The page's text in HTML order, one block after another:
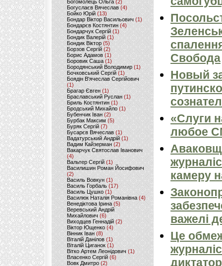
Богомолець Ольга (2)
Богуслаєв Вячеслав (4)
Бойко Юрій (13)
Бондар Віктор Васильович (1)
Бондарєв Костянтин (4)
Бондарчук Сергій(1)
Бондик Валерій (1)
Бондик Віктор(5)
Борзов Сергiй (2)
Борис Адамов(1)
Боровик Саша (1)
Бородянський Володимир (1)
Бочковський Сергій (1)
Боядін В'ячеслав Сергійович
(1)
Брагар Євген (1)
Браславський Руслан (1)
Бриль Костянтин (1)
Бродський Михайло (1)
Бубенчик Іван(2)
Бурбак Максим (5)
Буряк Сергій (7)
Бусарєв Вячеслав (1)
Вадатурський Андрій (1)
Вадим Кайзерман (2)
Вакарчук Святослав Іванович
(4)
Вальтер Сергій (1)
Василишин Роман Йосифович
(2)
Василь Вовкун (1)
Василь Горбаль (17)
Василь Цушко (1)
Василюк Наталія Романівна (4)
Венедіктова Ірина(5)
Веревський Андрій
Михайлович (6)
Виходцев Геннадій (2)
Віктор Ющенко (4)
Вінник Іван (8)
Віталій Данілов (1)
Віталій Циганок (1)
Вітко Артем Леонідович(1)
Власенко Сергій (6)
Вовк Дмитро(2)
Свобода
Новый
«Слуги
любое
камеру
важелі
Це